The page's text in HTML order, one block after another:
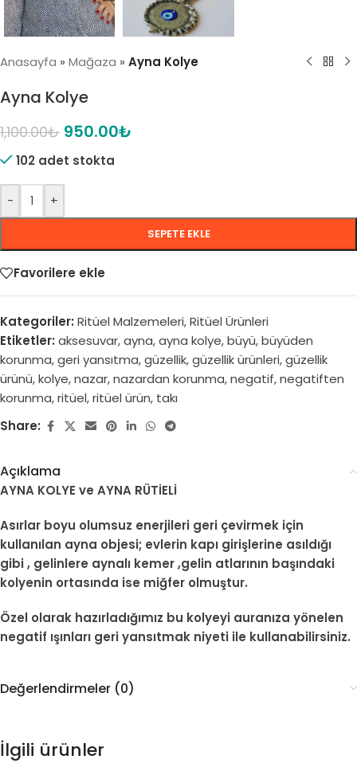
Anasayfa » Mağaza » Ayna Kolye
Ayna Kolye
1,100.00₺ 950.00₺
102 adet stokta
- +
SEPETE EKLE
Favorilere ekle
Kategoriler: Ritüel Malzemeleri,Ritüel Ürünleri
Etiketler: aksesuvar,ayna,ayna kolye,büyü,büyüden
korunma,geri yansıtma,güzellik,güzellik ürünleri,güzellik
ürünü,kolye,nazar,nazardan korunma,negatif,negatiften
korunma,ritüel,ritüel ürün, takı
Share:
Açıklama
AYNA KOLYE ve AYNA RÜTİELİ
Asırlar boyu olumsuz enerjileri geri çevirmek için
kullanılan ayna objesi; evlerin kapı girişlerine asıldığı
gibi , gelinlere aynalı kemer ,gelin atlarının başındaki
kolyenin ortasında ise miğfer olmuştur.
Özel olarak hazırladığımız bu kolyeyi auranıza yönelen
negatif ışınları geri yansıtmak niyeti ile kullanabilirsiniz.
Değerlendirmeler (0)
İlgili ürünler